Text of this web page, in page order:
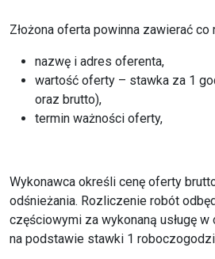
Złożona oferta powinna zawierać co
nazwę i adres oferenta,
wartość oferty – stawka za 1
oraz brutto),
termin ważności oferty,
Wykonawca określi cenę oferty
odśnieżania. Rozliczenie robót
częściowymi za wykonaną usługę
na podstawie stawki 1